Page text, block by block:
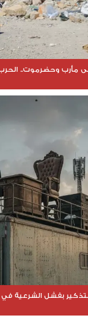
مأرب وحضرموت..
بفشل الشرعية في